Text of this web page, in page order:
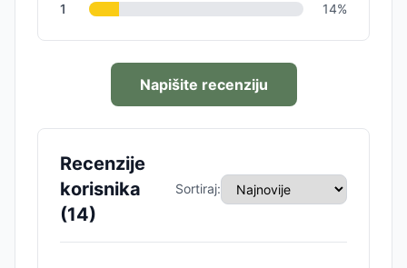
1
14%
Napišite recenziju
Recenzije
korisnika
(14)
Sortiraj: